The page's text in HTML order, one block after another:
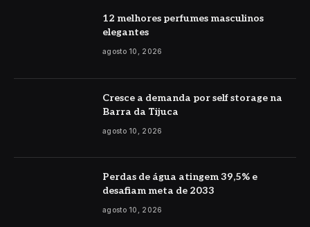
12 melhores perfumes masculinos
elegantes
agosto 10, 2026
Cresce a demanda por self storage na
Barra da Tijuca
agosto 10, 2026
Perdas de água atingem 39,5% e
desafiam meta de 2033
agosto 10, 2026